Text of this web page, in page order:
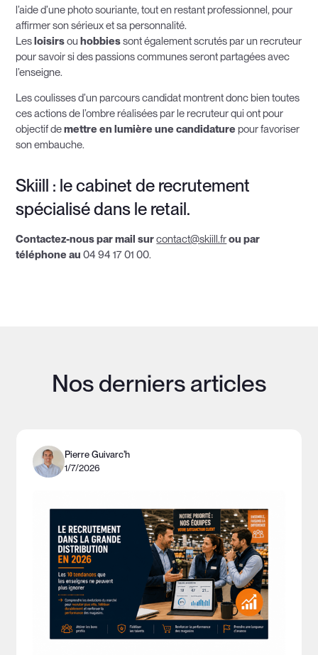
l’aide d’une photo souriante, tout en restant professionnel, pour
affirmer son sérieux et sa personnalité.
Lesloisirsouhobbiessont également scrutés par un recruteur
pour savoir si des passions communes seront partagées avec
l’enseigne.
Les coulisses d’un parcours candidat montrent donc bien toutes
ces actions de l’ombre réalisées par le recruteur qui ont pour
objectif demettre en lumière une candidature pour favoriser
son embauche.
Skiill : le cabinet de recrutement
spécialisé dans le retail.
Contactez-nous par mail surcontact@skiill.frou par
téléphone au 04 94 17 01 00.
Nos derniers articles
Pierre Guivarc’h
1/7/2026